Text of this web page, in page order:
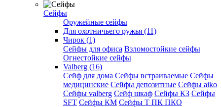
Сейфы
Оружейные сейфы
Для охотничьего ружья (11)
Чирок (1)
Сейфы для офиса Взломостойкие сейфы
Огнестойкие сейфы
Valberg (16)
Cейф для дома Сейфы встраиваемые Сейфы
медицинские Сейфы депозитные Сейфы aiko
Сейфы valberg Сейф шкаф Сейфы КЗ Сейфы
SFT Сейфы КМ Сейфы Т ПК ПКО